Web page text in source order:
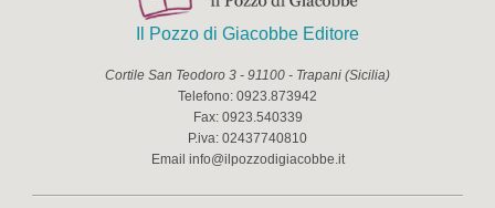
Il Pozzo di Giacobbe Editore
Cortile San Teodoro 3 - 91100 - Trapani (Sicilia)
Telefono: 0923.873942
Fax: 0923.540339
P.iva: 02437740810
Email info@ilpozzodigiacobbe.it